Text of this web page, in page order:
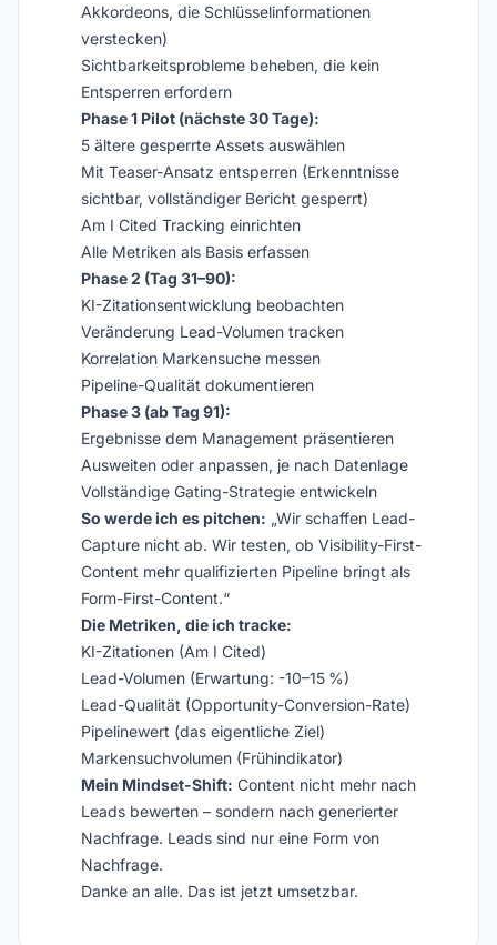
Akkordeons, die Schlüsselinformationen
verstecken)
Sichtbarkeitsprobleme beheben, die kein
Entsperren erfordern
Phase 1 Pilot (nächste 30 Tage):
5 ältere gesperrte Assets auswählen
Mit Teaser-Ansatz entsperren (Erkenntnisse
sichtbar, vollständiger Bericht gesperrt)
Am I Cited Tracking einrichten
Alle Metriken als Basis erfassen
Phase 2 (Tag 31–90):
KI-Zitationsentwicklung beobachten
Veränderung Lead-Volumen tracken
Korrelation Markensuche messen
Pipeline-Qualität dokumentieren
Phase 3 (ab Tag 91):
Ergebnisse dem Management präsentieren
Ausweiten oder anpassen, je nach Datenlage
Vollständige Gating-Strategie entwickeln
So werde ich es pitchen: „Wir schaffen Lead-
Capture nicht ab. Wir testen, ob Visibility-First-
Content mehr qualifizierten Pipeline bringt als
Form-First-Content.“
Die Metriken, die ich tracke:
KI-Zitationen (Am I Cited)
Lead-Volumen (Erwartung: -10–15 %)
Lead-Qualität (Opportunity-Conversion-Rate)
Pipelinewert (das eigentliche Ziel)
Markensuchvolumen (Frühindikator)
Mein Mindset-Shift: Content nicht mehr nach
Leads bewerten – sondern nach generierter
Nachfrage. Leads sind nur eine Form von
Nachfrage.
Danke an alle. Das ist jetzt umsetzbar.